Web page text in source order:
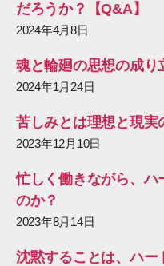
だろうか？【Q&A】
2024年4月8日
魂と輪廻の思想の成り
2024年1月24日
苦しみとは理想と現実
2023年12月10日
忙しく働きながら、ハ
のか？
2023年8月14日
沈黙することは、ハー